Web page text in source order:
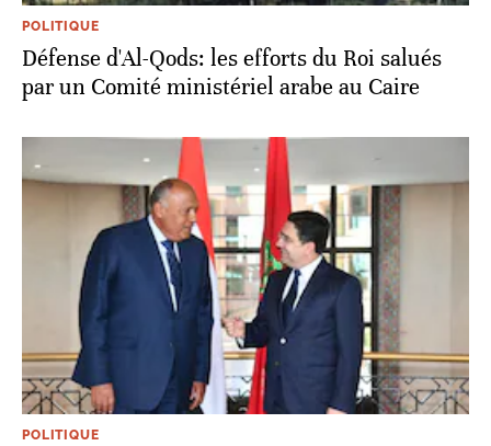
POLITIQUE
Défense d'Al-Qods: les efforts du Roi salués
par un Comité ministériel arabe au Caire
POLITIQUE